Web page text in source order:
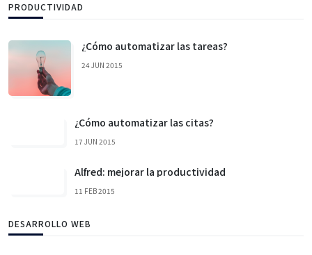
PRODUCTIVIDAD
¿Cómo automatizar las tareas?
24 JUN 2015
¿Cómo automatizar las citas?
17 JUN 2015
Alfred: mejorar la productividad
11 FEB 2015
DESARROLLO WEB